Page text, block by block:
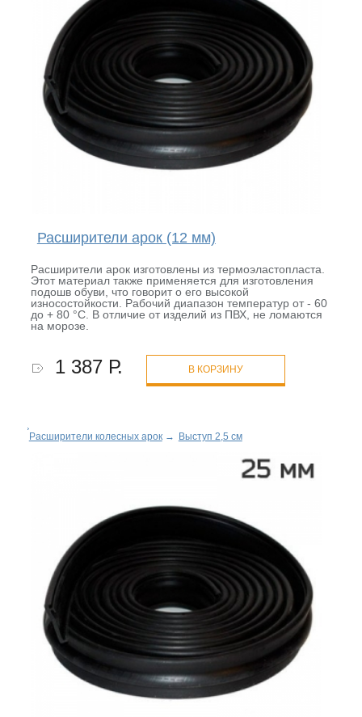
Расширители арок (12 мм)
Расширители арок изготовлены из термоэластопласта.
Этот материал также применяется для изготовления
подошв обуви, что говорит о его высокой
износостойкости. Рабочий диапазон температур от - 60
до + 80 °С. В отличие от изделий из ПВХ, не ломаются
на морозе.
1 387 Р. В КОРЗИНУ
Расширители колесных арок→ Выступ 2,5 см